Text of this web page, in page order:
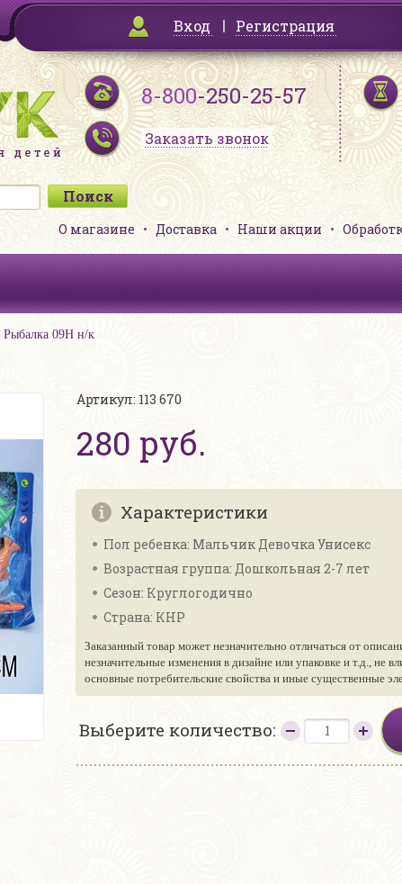
Вход Регистрация
8-800-250-25-57
Заказать звонок
О магазине Доставка Наши акции
Рыбалка 09Н н/к
Артикул: 113 670
280 руб.
Характеристики
Пол ребенка: Мальчик Девочка Унисекс
Возрастная группа: Дошкольная 2-7 лет
Сезон: Круглогодично
Страна: КНР
Заказанный товар может незначительно отличаться от
незначительные изменения в дизайне или упаковке и т.д., не
основные потребительские свойства и иные существенные
Выберите количество: